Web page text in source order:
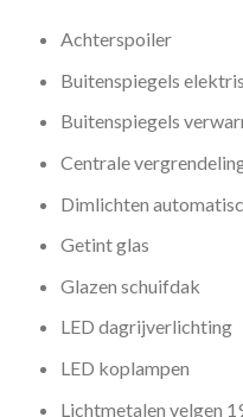
Achterspoiler
Buitenspiegels
Buitenspiegels
Centrale
Dimlichten
Getint glas
Glazen schuifdak
LED dagrijverlichting
LED koplampen
Lichtmetalen velgen